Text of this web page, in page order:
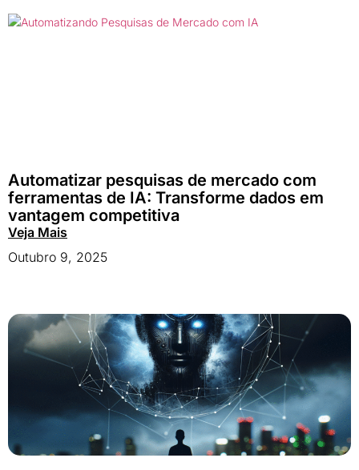
Automatizar pesquisas de mercado com
ferramentas de IA: Transforme dados em
vantagem competitiva
Veja Mais
Outubro 9, 2025